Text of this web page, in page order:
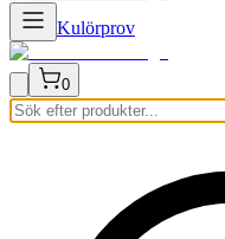
Kulörprov
0